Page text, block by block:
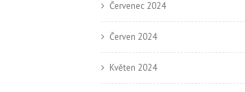
Červenec 2024
Červen 2024
Květen 2024